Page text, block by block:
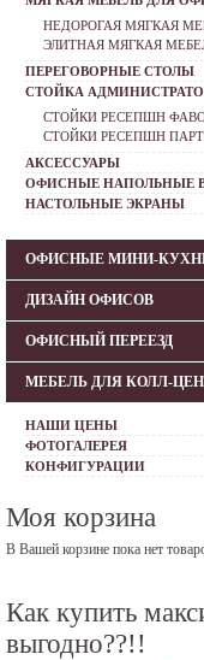
НЕДОРОГАЯ МЯГКАЯ
ЭЛИТНАЯ МЯГКАЯ
ПЕРЕГОВОРНЫЕ СТОЛЫ
СТОЙКА
СТОЙКИ РЕСЕПШН
СТОЙКИ РЕСЕПШН
АКСЕССУАРЫ
ОФИСНЫЕ НАПОЛЬНЫЕ
НАСТОЛЬНЫЕ ЭКРАНЫ
ОФИСНЫЕ МИНИ-
ДИЗАЙН ОФИСОВ
ОФИСНЫЙ ПЕРЕЕЗД
МЕБЕЛЬ ДЛЯ КОЛЛ-
НАШИ ЦЕНЫ
ФОТОГАЛЕРЕЯ
КОНФИГУРАЦИИ
Моя корзина
В Вашей корзине пока нет
Как купить
выгодно??!!